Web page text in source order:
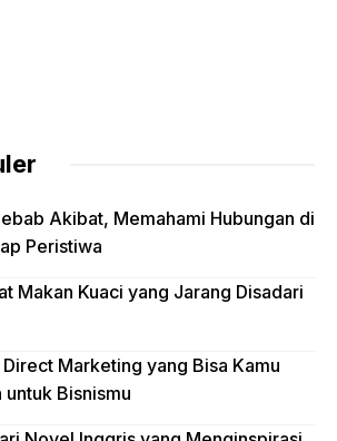
Akibat, Memahami Hubungan di
Peristiwa
Makan Kuaci yang Jarang Disadari
Marketing yang Bisa Kamu
untuk Bisnismu